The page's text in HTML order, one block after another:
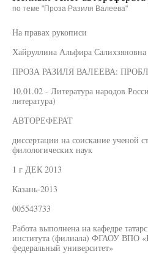
по теме "Проза Разиля Валеева"
На правах рукописи
Хайруллина Альфира Салихзяновна
ПРОЗА РАЗИЛЯ ВАЛЕЕВА:
10.01.02 - Литература народов
литература)
АВТОРЕФЕРАТ
диссертации на соискание ученой
филологических наук
1 г ДЕК 2013
Казань-2013
005543733
Работа выполнена на кафедре
института (филиала) ФГАОУ ВПО
федеральный университет»